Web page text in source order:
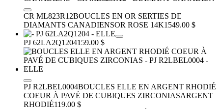
CR ML823R12BOUCLES EN OR SERTIES DE
DIAMANTS CANADIENSOR ROSE 14K1549.00 $
PJ 62LA2Q1204159.00 $
PJ R2LBEL0004BOUCLES ELLE EN ARGENT RHODIÉ
COEUR À PAVÉ DE CUBIQUES ZIRCONIASARGENT
RHODIÉ119.00 $